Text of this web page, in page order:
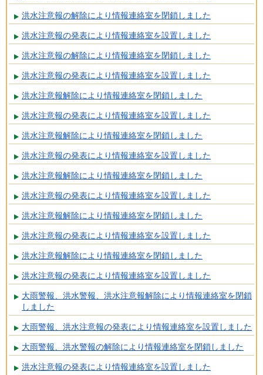
洪水注意報の解除により情報連絡室を閉鎖しました
洪水注意報の発表により情報連絡室を設置しました
洪水注意報の解除により情報連絡室を閉鎖しました
洪水注意報の発表により情報連絡室を設置しました
洪水注意報解除により情報連絡室を閉鎖しました
洪水注意報の発表により情報連絡室を設置しました
洪水注意報解除により情報連絡室を閉鎖しました
洪水注意報の発表により情報連絡室を設置しました
洪水注意報解除により情報連絡室を閉鎖しました
洪水注意報の発表により情報連絡室を設置しました
洪水注意報解除により情報連絡室を閉鎖しました
洪水注意報の発表により情報連絡室を設置しました
洪水注意報解除により情報連絡室を閉鎖しました
洪水注意報の発表により情報連絡室を設置しました
大雨警報、洪水警報、洪水注意報解除により情報連絡室を閉鎖
しました
大雨警報、洪水注意報の発表により情報連絡室を設置しました
大雨警報、洪水警報の解除により情報連絡室を閉鎖しました
洪水注意報の発表により情報連絡室を設置しました